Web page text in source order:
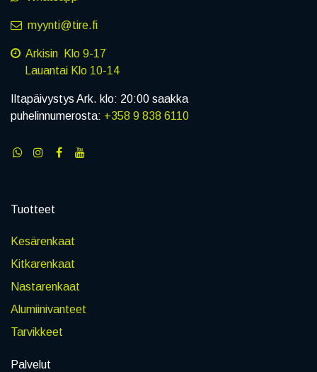
myynti@tire.fi
Arkisin Klo 9-17
Lauantai Klo 10-14
Iltapäivystys Ark. klo: 20:00 saakka
puhelinnumerosta: +358 9 838 6110
Tuotteet
Kesärenkaat
Kitkarenkaat
Nastarenkaat
Alumiinivanteet
Tarvikkeet
Palvelut